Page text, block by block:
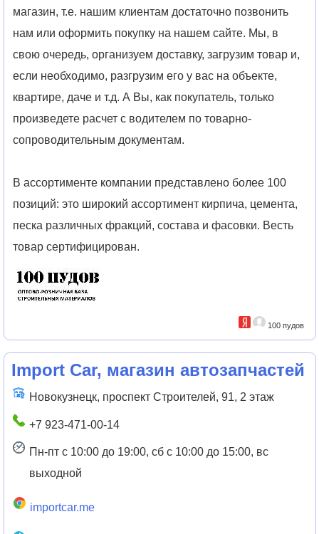
магазин, т.е. нашим клиентам достаточно позвонить
нам или оформить покупку на нашем сайте. Мы, в
свою очередь, организуем доставку, загрузим товар и,
если необходимо, разгрузим его у вас на объекте,
квартире, даче и т.д. А Вы, как покупатель, только
произведете расчет с водителем по товарно-
сопроводительным документам.
В ассортименте компании представлено более 100
позиций: это широкий ассортимент кирпича, цемента,
песка различных фракций, состава и фасовки. Весть
товар сертифицирован.
100 пудов
Import Car, магазин автозапчастей
Новокузнецк, проспект Строителей, 91, 2 этаж
+7 923-471-00-14
Пн-пт с 10:00 до 19:00, сб с 10:00 до 15:00, вс
выходной
importcar.me